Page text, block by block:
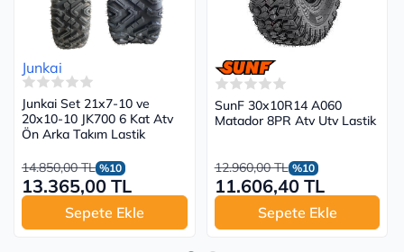
Junkai
Junkai Set 21x7-10 ve
20x10-10 JK700 6 Kat Atv
Ön Arka Takım Lastik
14.850,00 TL %10
13.365,00 TL
Sepete Ekle
SunF 30x10R14 A060
Matador 8PR Atv Utv Lastik
12.960,00 TL %10
11.606,40 TL
Sepete Ekle